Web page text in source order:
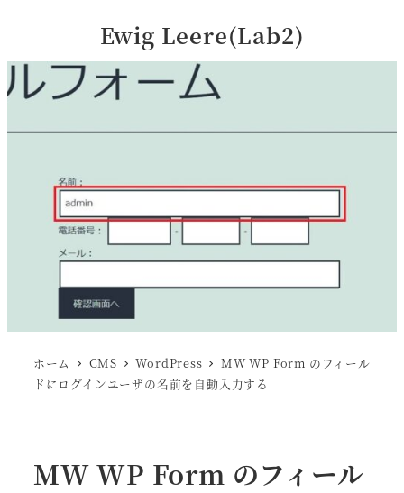
Ewig Leere(Lab2)
ホーム CMS WordPress
MW WP Form のフィール
ドにログインユーザの名前を自動入力する
MW WP Form のフィール